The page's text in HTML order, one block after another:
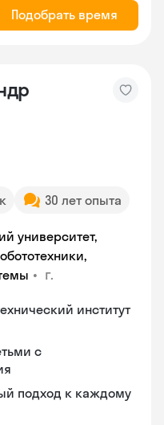
Подобрать время
30 лет опыта
университет,
• г.
институт
с
подход к каждому